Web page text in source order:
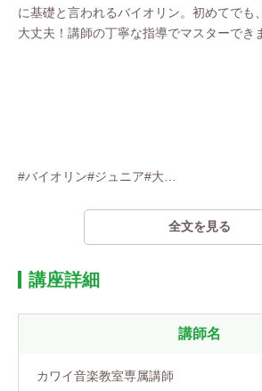
に基礎と言われるバイオリン。初めてでも
大丈夫！講師の丁寧な指導でマスターでき
#バイオリン#ジュニア#大
全文を見る
講座詳細
講師名
カワイ音楽教室専属講師